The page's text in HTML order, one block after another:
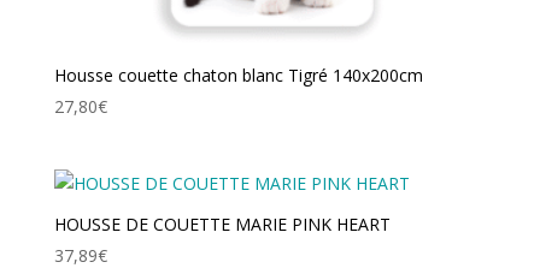
Housse couette chaton blanc Tigré 140x200cm
27,80€
HOUSSE DE COUETTE MARIE PINK HEART
37,89€